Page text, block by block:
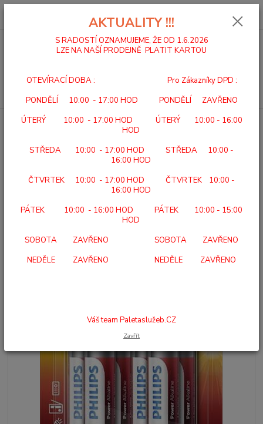
0,00 Kč
Úvod BATERIE PHILIPS LR6P6BP/10 Power Alkaline AA / 6
PHILIPS LR6P6BP/10 Power
Alkaline AA / 6
AKTUALITY !!!
S RADOSTÍ OZNAMUJEME, ŽE OD 1.6.2026
LZE NA NAŠÍ PRODEJNĚ PLATIT KARTOU
OTEVÍRACÍ DOBA : Pro Zákazníky DPD :
PONDĚLÍ 10:00 - 17:00 HOD PONDĚLÍ ZAVŘENO
ÚTERÝ 10:00 - 17:00 HOD ÚTERÝ 10:00 - 16:00
HOD
STŘEDA 10:00 - 17:00 HOD STŘEDA 10:00 -
16:00 HOD
ČTVRTEK 10:00 - 17:00 HOD ČTVRTEK 10:00 -
16:00 HOD
PÁTEK 10:00 - 16:00 HOD PÁTEK 10:00 - 15:00
HOD
SOBOTA ZAVŘENO SOBOTA ZAVŘENO
NEDĚLE ZAVŘENO NEDĚLE ZAVŘENO
Váš team Paletaslužeb.CZ
Zavřít